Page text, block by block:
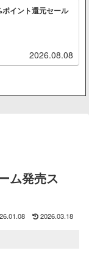
ポイント還元セール
2026.08.08
ム発売ス
2026.03.18